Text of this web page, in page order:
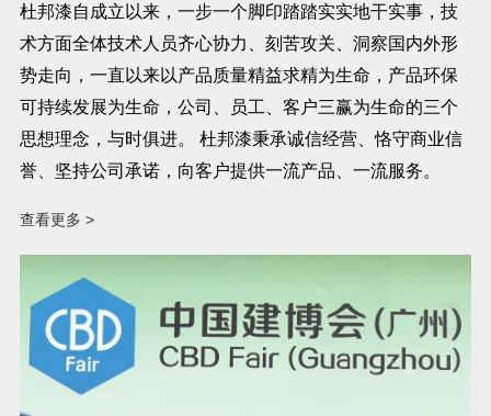
杜邦漆自成立以来，一步一个脚印踏踏实实地干实事，技
术方面全体技术人员齐心协力、刻苦攻关、洞察国内外形
势走向，一直以来以产品质量精益求精为生命，产品环保
可持续发展为生命，公司、员工、客户三赢为生命的三个
思想理念，与时俱进。 杜邦漆秉承诚信经营、恪守商业信
誉、坚持公司承诺，向客户提供一流产品、一流服务。
查看更多 >